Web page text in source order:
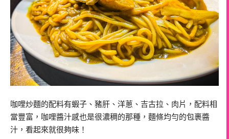
咖哩炒麵的配料有蝦子、豬肝、洋蔥、吉古拉、肉片，配料相
當豐富，咖哩醬汁感也是很濃稠的那種，麵條均勻的包裹醬
汁，看起來就很夠味！